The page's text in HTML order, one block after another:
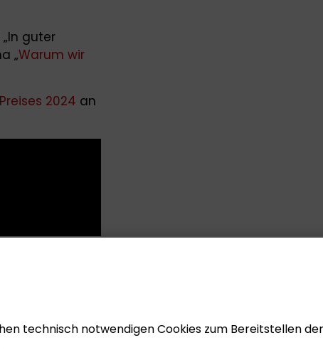
guter
„Warum wir
2024 an
technisch notwendigen Cookies zum Bereitstellen